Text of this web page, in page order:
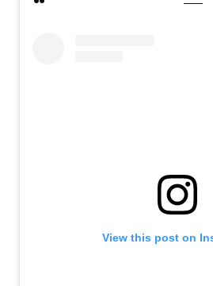
View this post on